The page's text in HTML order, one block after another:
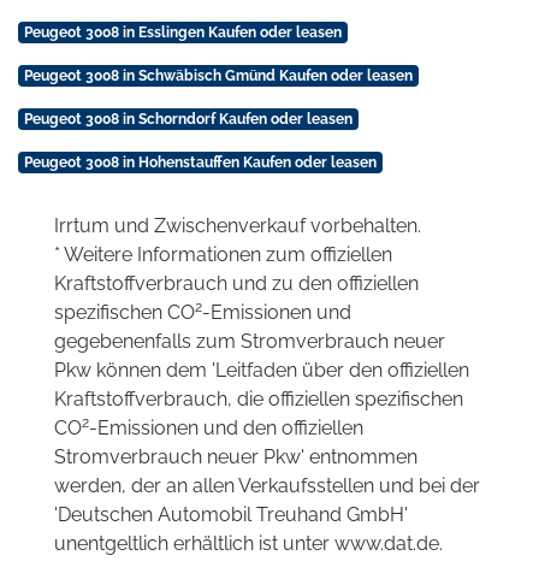
Peugeot 3008 in Esslingen Kaufen oder leasen
Peugeot 3008 in Schwäbisch Gmünd Kaufen oder leasen
Peugeot 3008 in Schorndorf Kaufen oder leasen
Peugeot 3008 in Hohenstauffen Kaufen oder leasen
Irrtum und Zwischenverkauf vorbehalten.
* Weitere Informationen zum offiziellen
Kraftstoffverbrauch und zu den offiziellen
spezifischen CO2-Emissionen und
gegebenenfalls zum Stromverbrauch neuer
Pkw können dem 'Leitfaden über den offiziellen
Kraftstoffverbrauch, die offiziellen spezifischen
CO2-Emissionen und den offiziellen
Stromverbrauch neuer Pkw' entnommen
werden, der an allen Verkaufsstellen und bei der
'Deutschen Automobil Treuhand GmbH'
unentgeltlich erhältlich ist unter www.dat.de.